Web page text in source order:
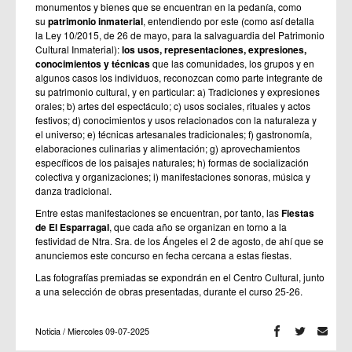
monumentos y bienes que se encuentran en la pedanía, como
su patrimonio inmaterial, entendiendo por este (como así detalla
la Ley 10/2015, de 26 de mayo, para la salvaguardia del Patrimonio
Cultural Inmaterial):los usos, representaciones, expresiones,
conocimientos y técnicasque las comunidades, los grupos y en
algunos casos los individuos, reconozcan como parte integrante de
su patrimonio cultural, y en particular: a) Tradiciones y expresiones
orales; b) artes del espectáculo; c) usos sociales, rituales y actos
festivos; d) conocimientos y usos relacionados con la naturaleza y
el universo; e) técnicas artesanales tradicionales; f) gastronomía,
elaboraciones culinarias y alimentación; g) aprovechamientos
específicos de los paisajes naturales; h) formas de socialización
colectiva y organizaciones; i) manifestaciones sonoras, música y
danza tradicional.
Entre estas manifestaciones se encuentran, por tanto, lasFiestas
de El Esparragal, que cada año se organizan en torno a la
festividad de Ntra. Sra. de los Ángeles el 2 de agosto, de ahí que se
anunciemos este concurso en fecha cercana a estas fiestas.
Las fotografías premiadas se expondrán en el Centro Cultural, junto
a una selección de obras presentadas, durante el curso 25-26.
Noticia / Miercoles 09-07-2025